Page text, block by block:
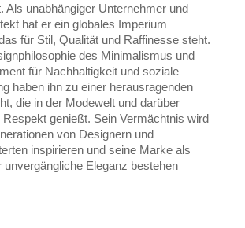
Als unabhängiger Unternehmer und
hat er ein globales Imperium
für Stil, Qualität und Raffinesse steht.
des Minimalismus und
für Nachhaltigkeit und soziale
haben ihn zu einer herausragenden
die in der Modewelt und darüber
Respekt genießt. Sein Vermächtnis wird
von Designern und
inspirieren und seine Marke als
unvergängliche Eleganz bestehen